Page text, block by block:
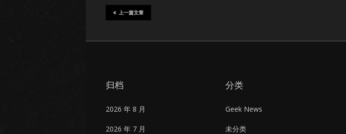
上一篇文章
归档
2026 年 8 月
2026 年 7 月
分类
Geek News
未分类